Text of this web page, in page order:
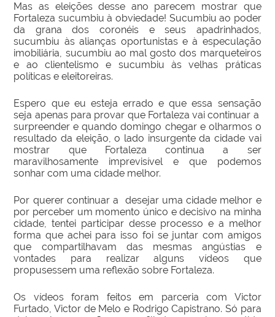
Mas as eleições desse ano parecem mostrar que
Fortaleza sucumbiu à obviedade! Sucumbiu ao poder
da grana dos coronéis e seus apadrinhados,
sucumbiu às alianças oportunistas e à especulação
imobiliária, sucumbiu ao mal gosto dos marqueteiros
e ao clientelismo e sucumbiu às velhas práticas
políticas e eleitoreiras.
Espero que eu esteja errado e que essa sensação
seja apenas para provar que Fortaleza vai continuar a
surpreender e quando domingo chegar e olharmos o
resultado da eleição, o lado insurgente da cidade vai
mostrar que Fortaleza continua a ser
maravilhosamente imprevisível e que podemos
sonhar com uma cidade melhor.
Por querer continuar a desejar uma cidade melhor e
por perceber um momento único e decisivo na minha
cidade, tentei participar desse processo e a melhor
forma que achei para isso foi se juntar com amigos
que compartilhavam das mesmas angústias e
vontades para realizar alguns vídeos que
propusessem uma reflexão sobre Fortaleza.
Os vídeos foram feitos em parceria com Victor
Furtado, Victor de Melo e Rodrigo Capistrano. Só para